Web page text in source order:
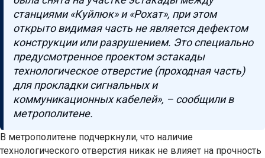
станциями «Куйлюк» и «Рохат», при этом
открыто видимая часть не является дефектом
конструкции или разрушением. Это специально
предусмотренное проектом эстакады
технологическое отверстие (проходная часть)
для прокладки сигнальных и
коммуникационных кабелей», – сообщили в
метрополитене.
В метрополитене подчеркнули, что наличие
технологического отверстия никак не влияет на прочность